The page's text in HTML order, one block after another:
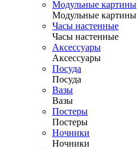
Модульные картины
Модульные картины
Часы настенные
Часы настенные
Аксессуары
Аксессуары
Посуда
Посуда
Вазы
Вазы
Постеры
Постеры
Ночники
Ночники